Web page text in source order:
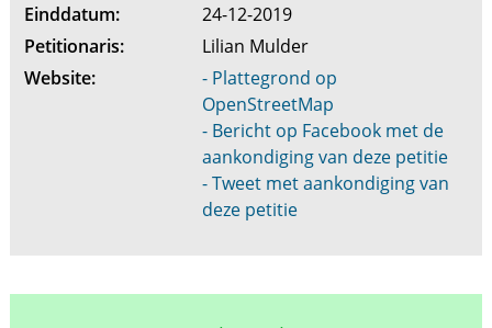
Einddatum:
24-12-2019
Petitionaris:
Lilian Mulder
Website:
- Plattegrond op
OpenStreetMap
- Bericht op Facebook met de
aankondiging van deze petitie
- Tweet met aankondiging van
deze petitie